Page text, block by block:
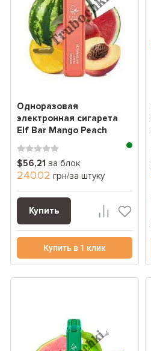
Одноразовая
электронная сигарета
Elf Bar Mango Peach
watermelon (манго
персик...
$56,21 за блок
240.02 грн/за штуку
Купить
Купить в 1 клик